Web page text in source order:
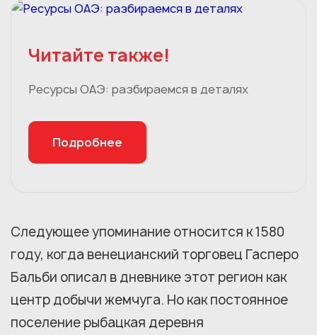
Читайте также!
Ресурсы ОАЭ: разбираемся в деталях
Подробнее
Следующее упоминание относится к 1580
году, когда венецианский торговец Гасперо
Бальби описал в дневнике этот регион как
центр добычи жемчуга. Но как постоянное
поселение рыбацкая деревня